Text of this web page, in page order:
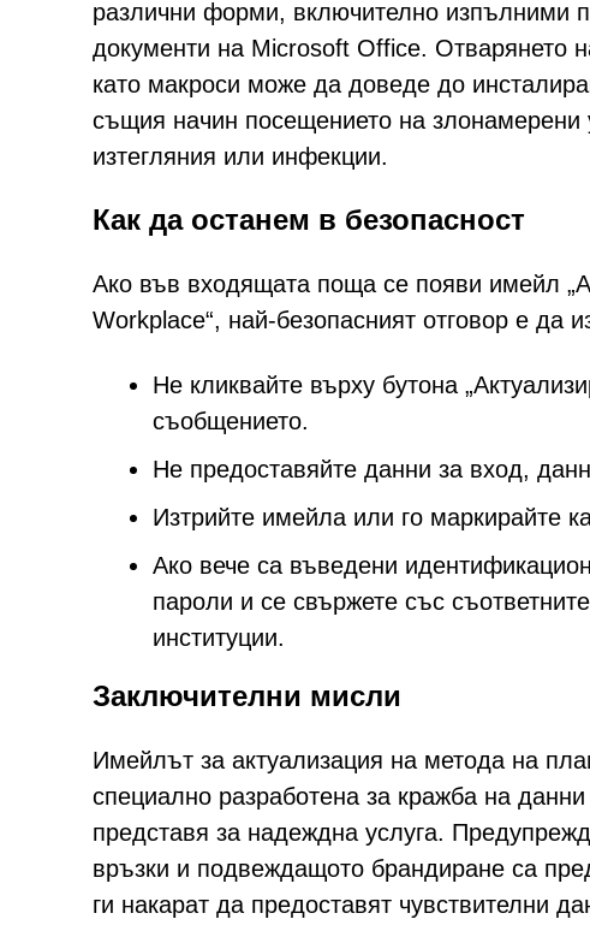
различни форми, включително изпълними
документи на Microsoft Office. Отварянето
като макроси може да доведе до
същия начин посещението на
изтегляния или инфекции.
Как да останем в безопасност
Ако във входящата поща се появи имейл
Workplace“, най-безопасният отговор е да
Не кликвайте върху бутона
съобщението.
Не предоставяйте данни за вход,
Изтрийте имейла или го маркирайте
Ако вече са въведени
пароли и се свържете със
институции.
Заключителни мисли
Имейлът за актуализация на метода на
специално разработена за кражба на
представя за надеждна услуга.
връзки и подвеждащото брандиране са
ги накарат да предоставят чувствителни